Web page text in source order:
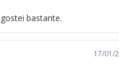
bastante.
17/01/